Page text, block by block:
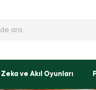
Zeka ve Akıl Oyunları